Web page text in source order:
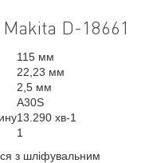
Makita D-18661
115 мм
22,23 мм
2,5 мм
A30S
13.290 хв-1
1
з шліфувальним